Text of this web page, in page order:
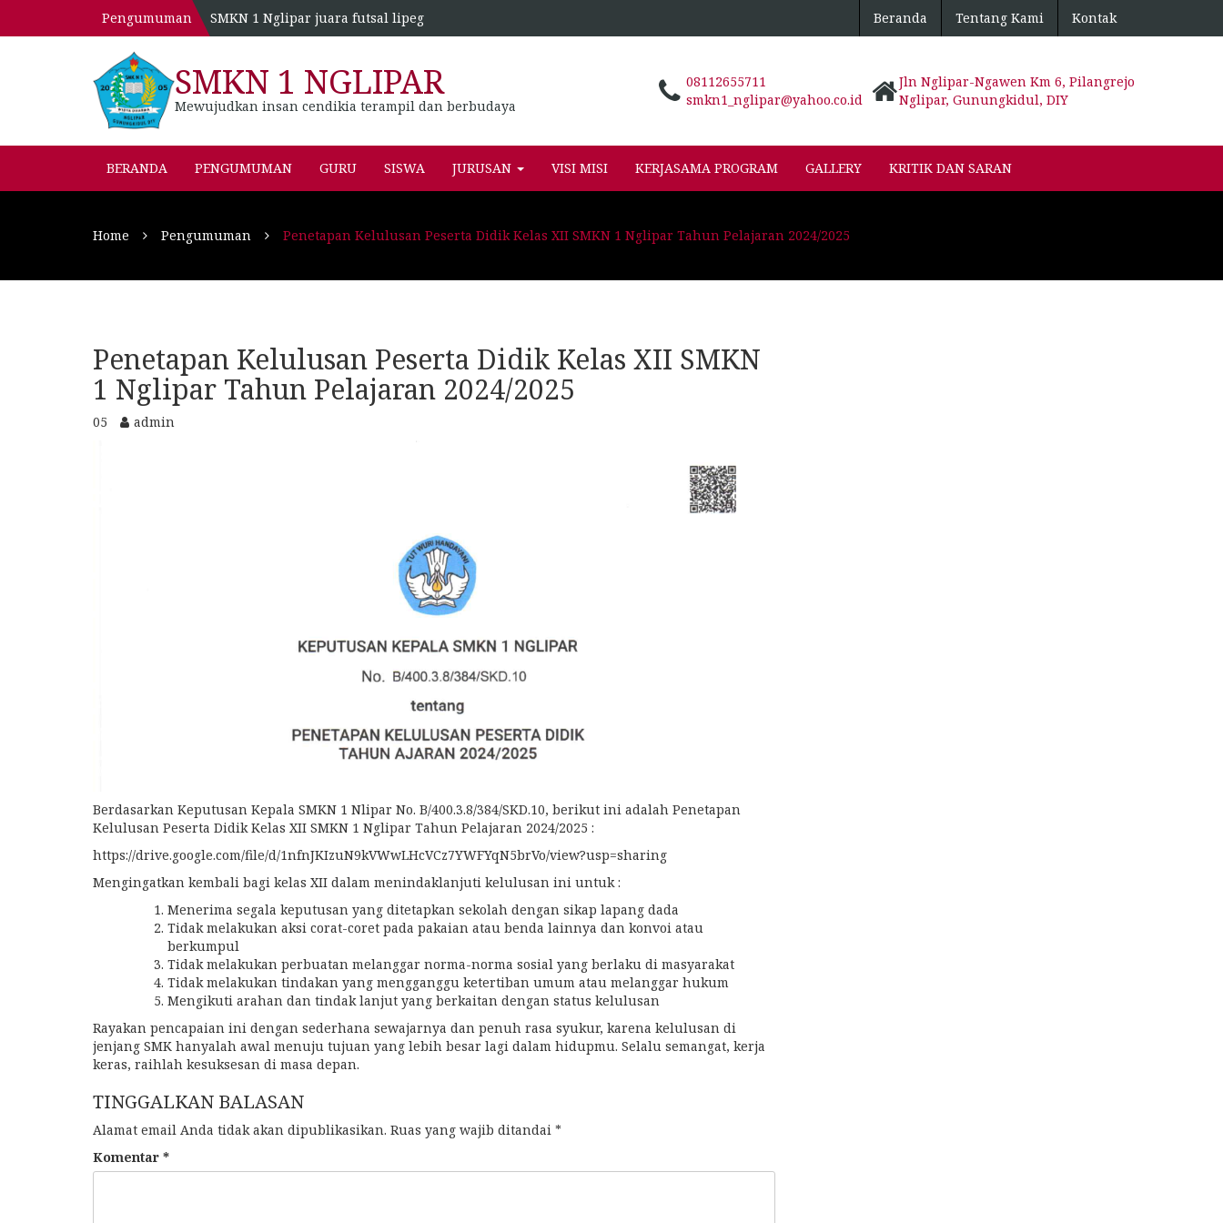
Pengumuman SMKN 1 Nglipar juara futsal lipeg Beranda Tentang Kami Kontak
SMKN 1 NGLIPAR
Mewujudkan insan cendikia terampil dan berbudaya
08112655711
smkn1_nglipar@yahoo.co.id
Jln Nglipar-Ngawen Km 6, Pilangrejo
Nglipar, Gunungkidul, DIY
BERANDA PENGUMUMAN GURU SISWA JURUSAN VISI MISI KERJASAMA PROGRAM GALLERY KRITIK DAN SARAN
Home Pengumuman Penetapan Kelulusan Peserta Didik Kelas XII SMKN 1 Nglipar Tahun Pelajaran 2024/2025
Penetapan Kelulusan Peserta Didik Kelas XII SMKN
1 Nglipar Tahun Pelajaran 2024/2025
05 admin
Berdasarkan Keputusan Kepala SMKN 1 Nlipar No. B/400.3.8/384/SKD.10, berikut ini adalah Penetapan
Kelulusan Peserta Didik Kelas XII SMKN 1 Nglipar Tahun Pelajaran 2024/2025 :
https://drive.google.com/file/d/1nfnJKIzuN9kVWwLHcVCz7YWFYqN5brVo/view?usp=sharing
Mengingatkan kembali bagi kelas XII dalam menindaklanjuti kelulusan ini untuk :
Menerima segala keputusan yang ditetapkan sekolah dengan sikap lapang dada
Tidak melakukan aksi corat-coret pada pakaian atau benda lainnya dan konvoi atau
berkumpul
Tidak melakukan perbuatan melanggar norma-norma sosial yang berlaku di masyarakat
Tidak melakukan tindakan yang mengganggu ketertiban umum atau melanggar hukum
Mengikuti arahan dan tindak lanjut yang berkaitan dengan status kelulusan
Rayakan pencapaian ini dengan sederhana sewajarnya dan penuh rasa syukur, karena kelulusan di
jenjang SMK hanyalah awal menuju tujuan yang lebih besar lagi dalam hidupmu. Selalu semangat, kerja
keras, raihlah kesuksesan di masa depan.
TINGGALKAN BALASAN
Alamat email Anda tidak akan dipublikasikan. Ruas yang wajib ditandai *
Komentar *